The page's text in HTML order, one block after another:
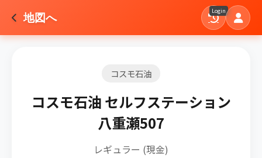
地図へ Login
コスモ石油
コスモ石油 セルフステーション
八重瀬507
レギュラー (現金)